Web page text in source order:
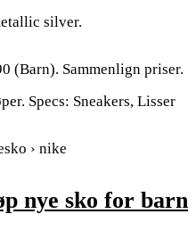
silver.
(Barn). Sammenlign priser.
Specs: Sneakers, Lisser
› nike
nye sko for barn